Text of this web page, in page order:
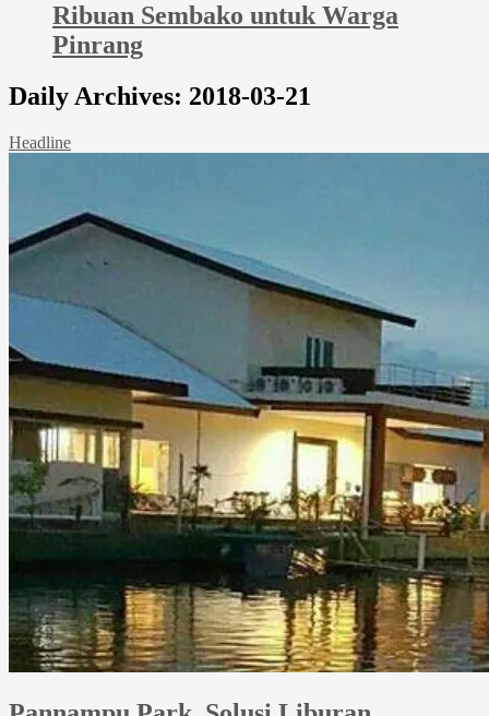
Ribuan Sembako untuk Warga
Pinrang
Daily Archives: 2018-03-21
Headline